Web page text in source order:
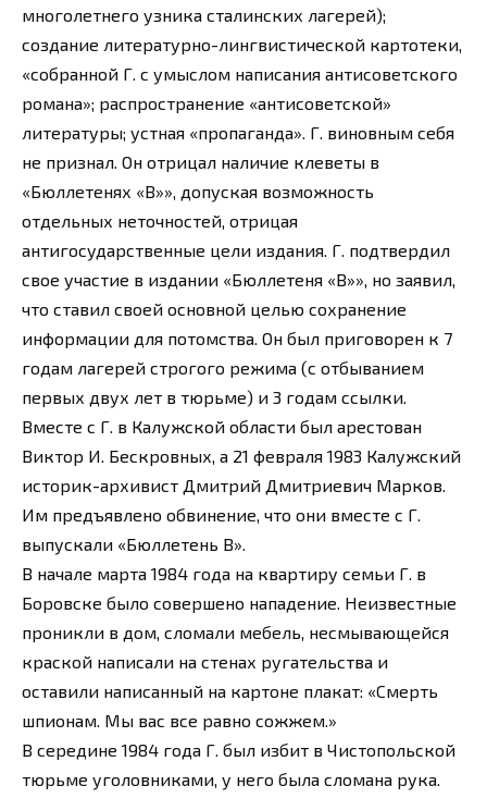
многолетнего узника сталинских лагерей);
создание литературно-лингвистической картотеки,
«собранной Г. с умыслом написания антисоветского
романа»; распространение «антисоветской»
литературы; устная «пропаганда». Г. виновным себя
не признал. Он отрицал наличие клеветы в
«Бюллетенях «В»», допуская возможность
отдельных неточностей, отрицая
антигосударственные цели издания. Г. подтвердил
свое участие в издании «Бюллетеня «В»», но заявил,
что ставил своей основной целью сохранение
информации для потомства. Он был приговорен к 7
годам лагерей строгого режима (с отбыванием
первых двух лет в тюрьме) и 3 годам ссылки.
Вместе с Г. в Калужской области был арестован
Виктор И. Бескровных, а 21 февраля 1983 Калужский
историк-архивист Дмитрий Дмитриевич Марков.
Им предъявлено обвинение, что они вместе с Г.
выпускали «Бюллетень В».
В начале марта 1984 года на квартиру семьи Г. в
Боровске было совершено нападение. Неизвестные
проникли в дом, сломали мебель, несмывающейся
краской написали на стенах ругательства и
оставили написанный на картоне плакат: «Смерть
шпионам. Мы вас все равно сожжем.»
В середине 1984 года Г. был избит в Чистопольской
тюрьме уголовниками, у него была сломана рука.